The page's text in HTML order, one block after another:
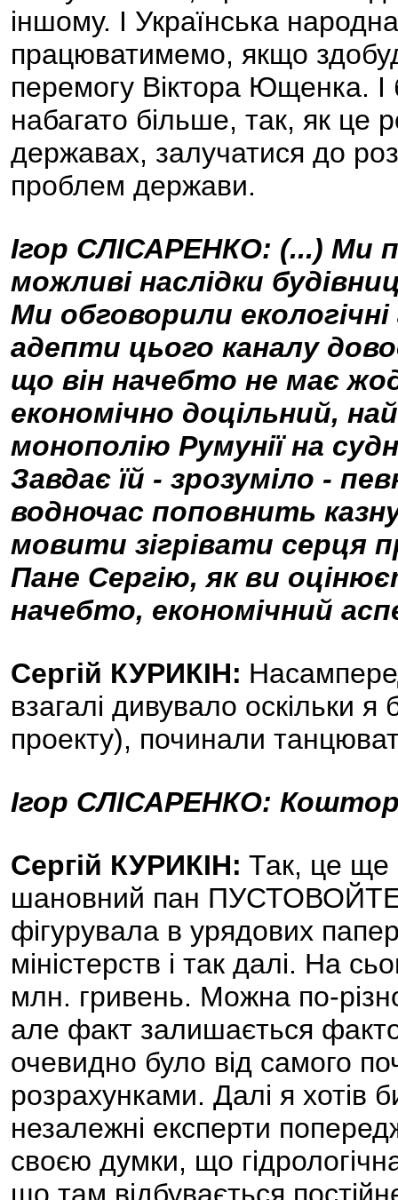
іншому. І Українська
працюватимемо, якщо
перемогу Віктора Ющенка. І
набагато більше, так, як це
державах, залучатися до
проблем держави.
Ігор СЛІСАРЕНКО: (...) Ми
можливі наслідки
Ми обговорили
адепти цього каналу
що він начебто не має
економічно доцільний,
монополію Румунії на
Завдає їй - зрозуміло -
водночас поповнить
мовити зігрівати серця
Пане Сергію, як ви
начебто, економічний
Сергій КУРИКІН:
взагалі дивувало оскільки
проекту), починали
Ігор СЛІСАРЕНКО:
Сергій КУРИКІН: Так, це ще
шановний пан
фігурувала в урядових
міністерств і так далі. На
млн. гривень. Можна по-
але факт залишається
очевидно було від самого
розрахунками. Далі я хотів
незалежні експерти
своєю думки, що